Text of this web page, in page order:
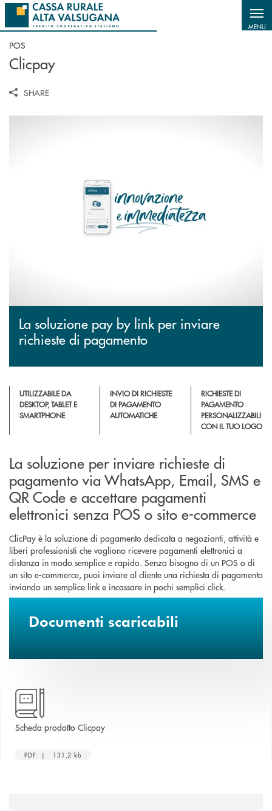
Salta al contenuto principale
MENU
POS
Clicpay
SHARE
La soluzione pay by link per inviare
richieste di pagamento
UTILIZZABILE DA
DESKTOP, TABLET E
SMARTPHONE
INVIO DI RICHIESTE
DI PAGAMENTO
AUTOMATICHE
RICHIESTE DI
PAGAMENTO
PERSONALIZZABILI
CON IL TUO LOGO
La soluzione per inviare richieste di
pagamento via WhatsApp, Email, SMS e
QR Code e accettare pagamenti
elettronici senza POS o sito e-commerce
ClicPay è la soluzione di pagamento dedicata a negozianti, attività e
liberi professionisti che vogliono ricevere pagamenti elettronici a
distanza in modo semplice e rapido. Senza bisogno di un POS o di
un sito e-commerce, puoi inviare al cliente una richiesta di pagamento
inviando un semplice link e incassare in pochi semplici click.
Documenti scaricabili
Scheda prodotto Clicpayapre una nuova finestra
PDF | 131,2 kb